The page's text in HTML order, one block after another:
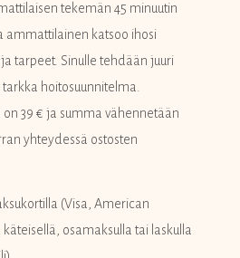
tekemän 45 minuutin
ammattilainen katsoo ihosi
tarpeet. Sinulle tehdään juuri
hoitosuunnitelma.
on 39 € ja summa vähennetään
yhteydessä ostosten
(Visa, American
osamaksulla tai laskulla